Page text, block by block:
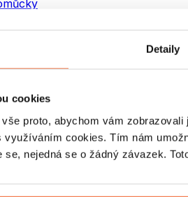
Detaily
cookies
proto, abychom vám
využíváním cookies. Tím nám
se, nejedná se o žádný závazek.